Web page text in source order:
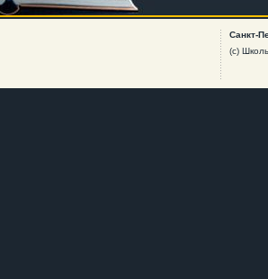
Санкт-
(c)